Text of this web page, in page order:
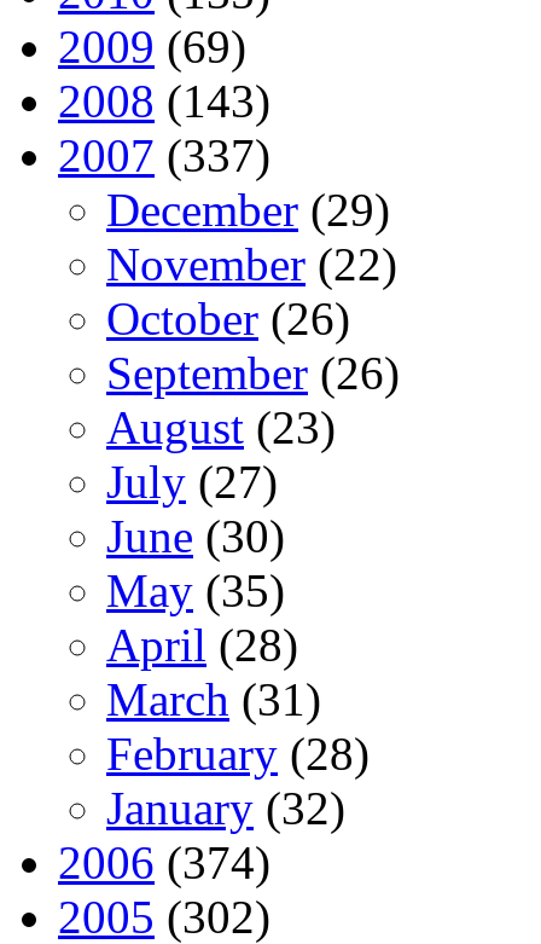
2009 (69)
2008 (143)
2007 (337)
December (29)
November (22)
October (26)
September (26)
August (23)
July (27)
June (30)
May (35)
April (28)
March (31)
February (28)
January (32)
2006 (374)
2005 (302)